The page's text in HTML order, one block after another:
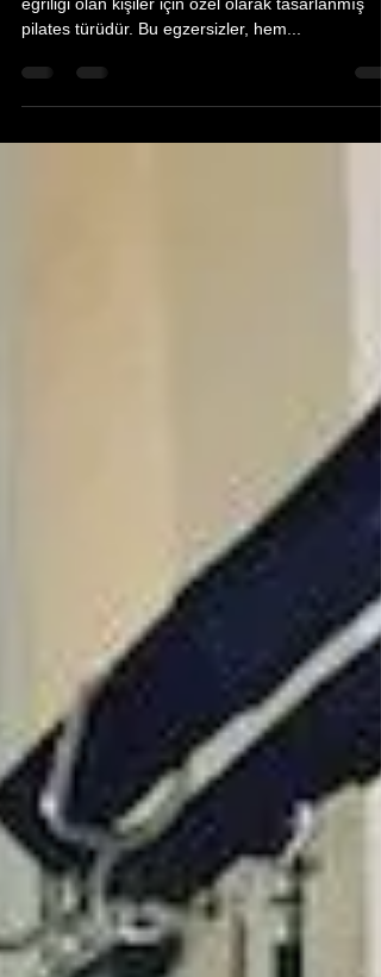
Skolyoz Pilatesi Nedir? Skolyoz pilatesi, omurga
pilates türüdür. Bu egzersizler, hem...